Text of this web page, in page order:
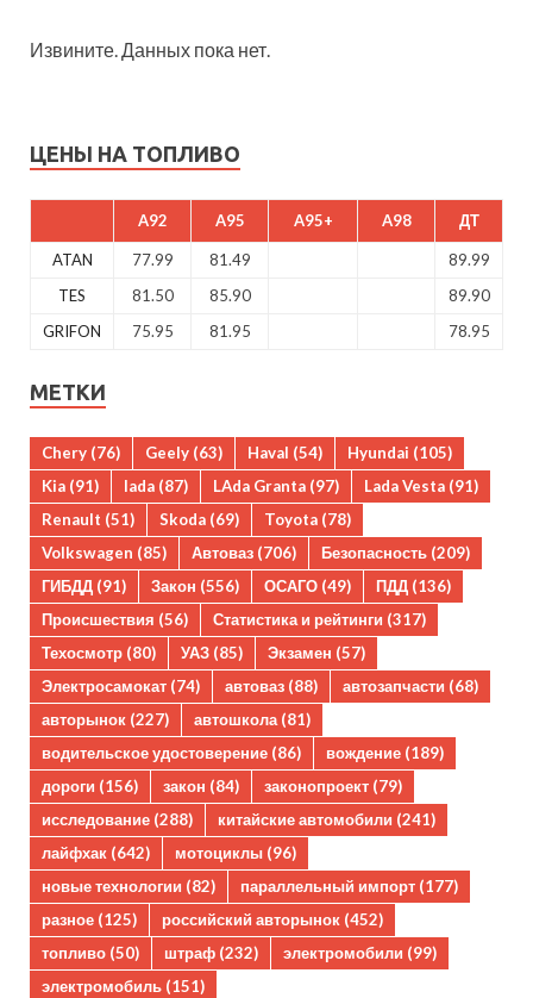
Извините. Данных пока нет.
ЦЕНЫ НА ТОПЛИВО
A92 A95 A95+ A98 ДТ
ATAN 77.99 81.49
89.99
TES
81.50 85.90
89.90
GRIFON
75.95 81.95 78.95
МЕТКИ
Chery (76) Geely (63) Haval (54) Hyundai (105)
Kia (91) lada (87) LAda Granta (97) Lada Vesta (91)
Renault (51) Skoda (69) Toyota (78)
Volkswagen (85) Автоваз (706) Безопасность (209)
ГИБДД (91) Закон (556) ОСАГО (49) ПДД (136)
Происшествия (56) Статистика и рейтинги (317)
Техосмотр (80) УАЗ (85) Экзамен (57)
Электросамокат (74) автоваз (88) автозапчасти (68)
авторынок (227) автошкола(81)
водительское удостоверение (86) вождение (189)
дороги (156) закон (84) законопроект (79)
исследование (288) китайские автомобили (241)
лайфхак (642) мотоциклы (96)
новые технологии (82) параллельный импорт (177)
разное (125) российский авторынок (452)
топливо (50) штраф (232) электромобили (99)
электромобиль (151)